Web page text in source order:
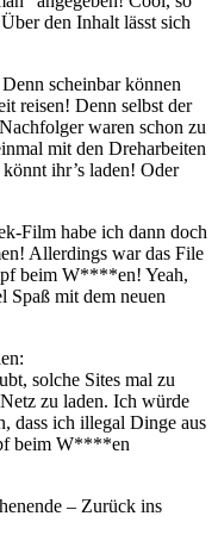
den Inhalt lässt sich
scheinbar können
reisen! Denn selbst der
waren schon zu
mit den Dreharbeiten
ihr’s laden! Oder
Film habe ich dann doch
Allerdings war das File
beim W****en! Yeah,
Spaß mit dem neuen
solche Sites mal zu
zu laden. Ich würde
dass ich illegal Dinge aus
beim W****en
– Zurück ins